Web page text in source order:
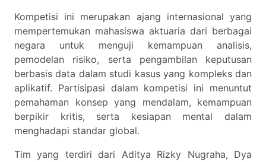
Kompetisi ini merupakan ajang internasional yang
mempertemukan mahasiswa aktuaria dari berbagai
negara untuk menguji kemampuan analisis,
pemodelan risiko, serta pengambilan keputusan
berbasis data dalam studi kasus yang kompleks dan
aplikatif. Partisipasi dalam kompetisi ini menuntut
pemahaman konsep yang mendalam, kemampuan
berpikir kritis, serta kesiapan mental dalam
menghadapi standar global.
Tim yang terdiri dari Aditya Rizky Nugraha, Dya